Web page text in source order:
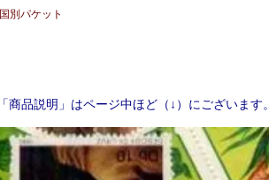
国別パケット
「商品説明」はページ中ほど（↓）にございます。